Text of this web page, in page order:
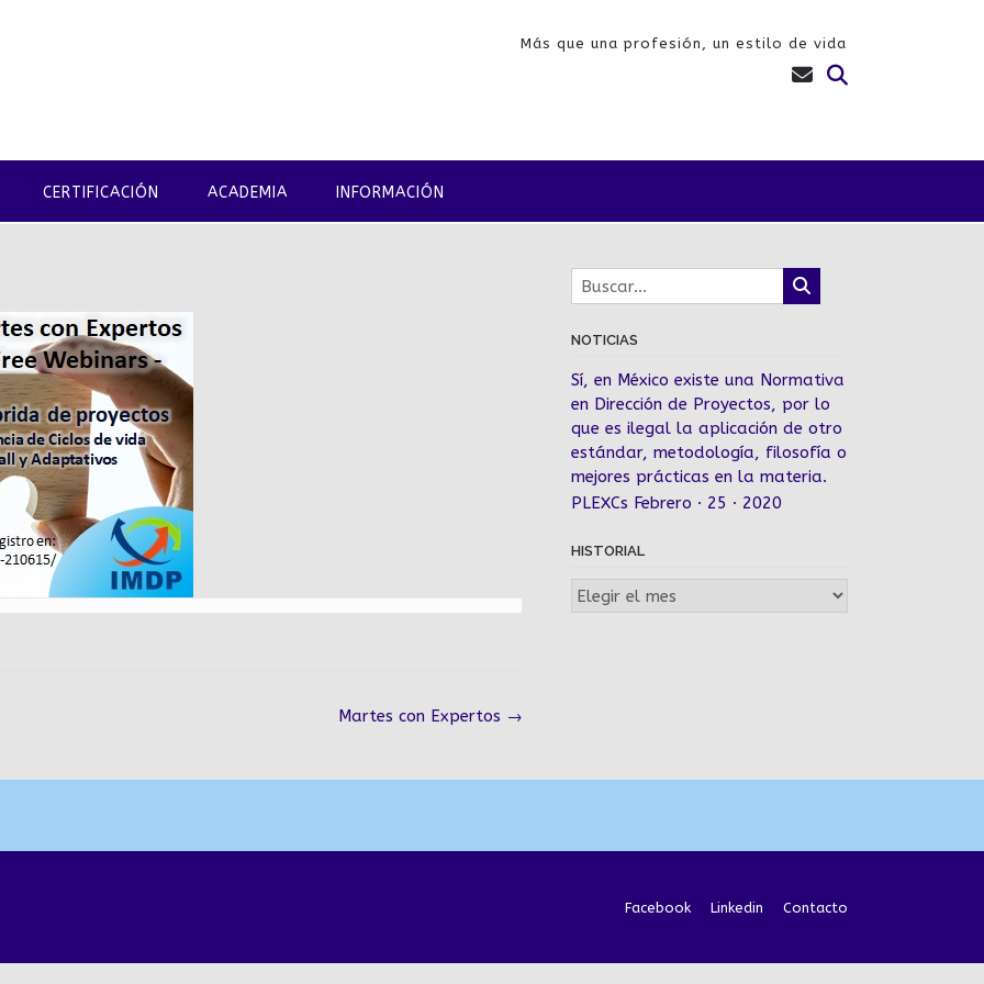
Más que una profesión, un estilo de vida
CERTIFICACIÓN ACADEMIA INFORMACIÓN
Martes con Expertos →
NOTICIAS
Sí, en México existe una Normativa
en Dirección de Proyectos, por lo
que es ilegal la aplicación de otro
estándar, metodología, filosofía o
mejores prácticas en la materia.
PLEXCs Febrero · 25 · 2020
HISTORIAL
Historial
Facebook Linkedin Contacto